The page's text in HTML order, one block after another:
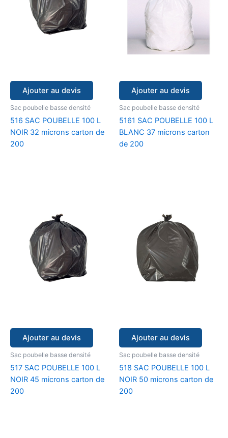
Ajouter au devis
Sac poubelle basse densité
516 SAC POUBELLE 100 L
NOIR 32 microns carton de
200
Ajouter au devis
Sac poubelle basse densité
5161 SAC POUBELLE 100 L
BLANC 37 microns carton
de 200
Ajouter au devis
Sac poubelle basse densité
517 SAC POUBELLE 100 L
NOIR 45 microns carton de
200
Ajouter au devis
Sac poubelle basse densité
518 SAC POUBELLE 100 L
NOIR 50 microns carton de
200